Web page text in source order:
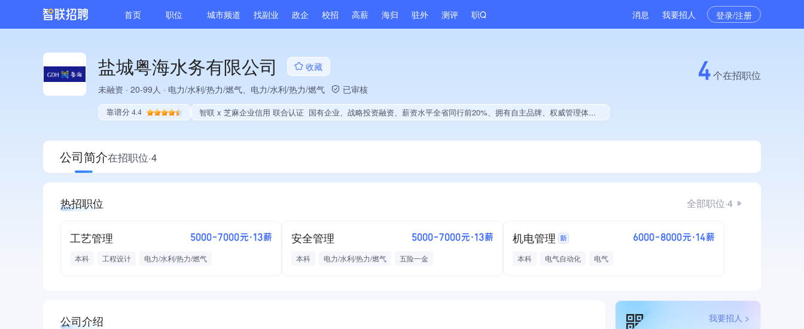
首页 职位 城市频道 找副业 政企 校招 高薪 海归 驻外 测评 职Q 消息 我要招人 登录/注册
盐城粤海水务有限公司
收藏
未融资 · 20-99人 · 电力/水利/热力/燃气、电力/水利/热力/燃气 已审核
靠谱分 4.4 智联 x 芝麻企业信用 联合认证 国有企业、战略投资融资、薪资水平全省同行前20%、拥有自主品牌、权威管理体系认证、大学生就业贡献、拥有绿色资质
4个在招职位
公司简介在招职位·4
热招职位 全部职位·4
工艺管理 5000-7000元·13薪
本科 工程设计 电力/水利/热力/燃气
安全管理 5000-7000元·13薪
本科 电力/水利/热力/燃气 五险一金
机电管理 6000-8000元·14薪
本科 电气自动化 电气
公司介绍 我要招人 >